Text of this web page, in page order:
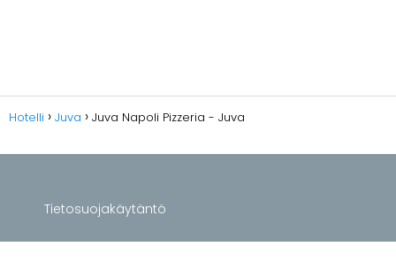
Hotelli Juva Juva Napoli Pizzeria - Juva
Tietosuojakäytäntö